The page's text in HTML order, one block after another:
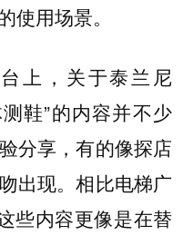
使用场景。
上，关于泰兰尼
测鞋”的内容并不少
分享，有的像探店
出现。相比电梯广
些内容更像是在替